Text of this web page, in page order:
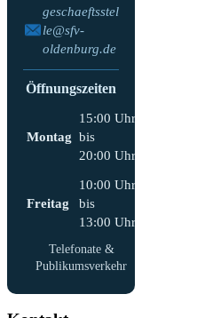
geschaeftsstel
le@sfv-
oldenburg.de
Öffnungszeiten
Montag
15:00 Uhr
bis
20:00 Uhr
Freitag
10:00 Uhr
bis
13:00 Uhr
Telefonate &
Publikumsverkehr